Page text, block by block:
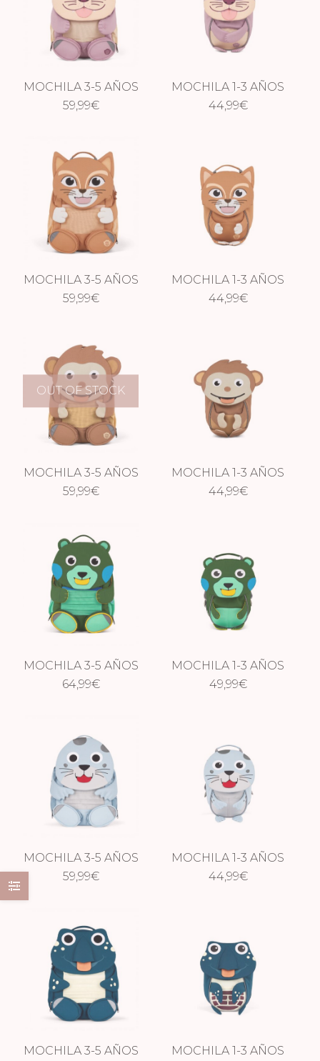
MOCHILA 3-5 AÑOS
NUTRIA
59,99€
MOCHILA 1-3 AÑOS
NUTRIA
44,99€
MOCHILA 3-5 AÑOS
GATO
59,99€
MOCHILA 1-3 AÑOS
GATO
44,99€
OUT OF STOCK
MOCHILA 3-5 AÑOS
MONO
59,99€
MOCHILA 1-3 AÑOS
MONO
44,99€
MOCHILA 3-5 AÑOS
OSO EDICIÓN
64,99€
MOCHILA 1-3 AÑOS
OSO EDICIÓN
49,99€
MOCHILA 3-5 AÑOS
FOCA
59,99€
MOCHILA 1-3 AÑOS
FOCA
44,99€
MOCHILA 3-5 AÑOS MOCHILA 1-3 AÑOS